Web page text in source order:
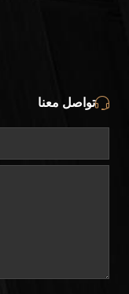
تواصل معنا